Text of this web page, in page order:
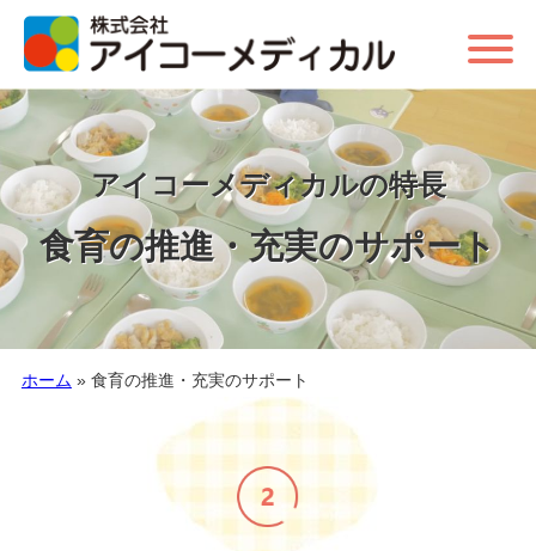
アイコーメディカルの特長
食育の推進・充実のサポート
ホーム » 食育の推進・充実のサポート